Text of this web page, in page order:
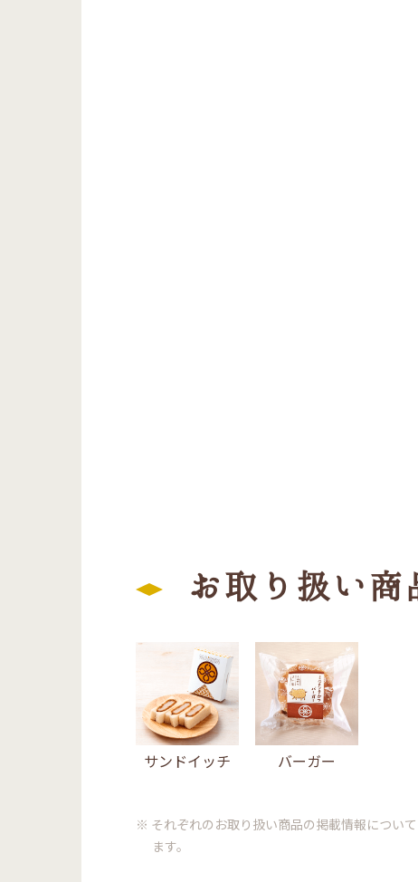
お取り扱い商
サンドイッチ バーガー
※ それぞれのお取り扱い商品の掲載情報につい
ます。